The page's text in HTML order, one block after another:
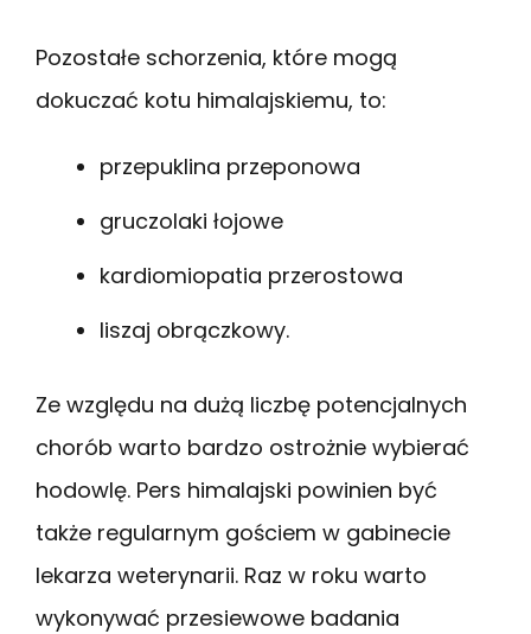
Pozostałe schorzenia, które mogą
dokuczać kotu himalajskiemu, to:
przepuklina przeponowa
gruczolaki łojowe
kardiomiopatia przerostowa
liszaj obrączkowy.
Ze względu na dużą liczbę potencjalnych
chorób warto bardzo ostrożnie wybierać
hodowlę. Pers himalajski powinien być
także regularnym gościem w gabinecie
lekarza weterynarii. Raz w roku warto
wykonywać przesiewowe badania